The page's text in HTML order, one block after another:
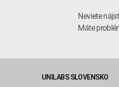
Neviete
Máte
UNILABS SLOVENSKO